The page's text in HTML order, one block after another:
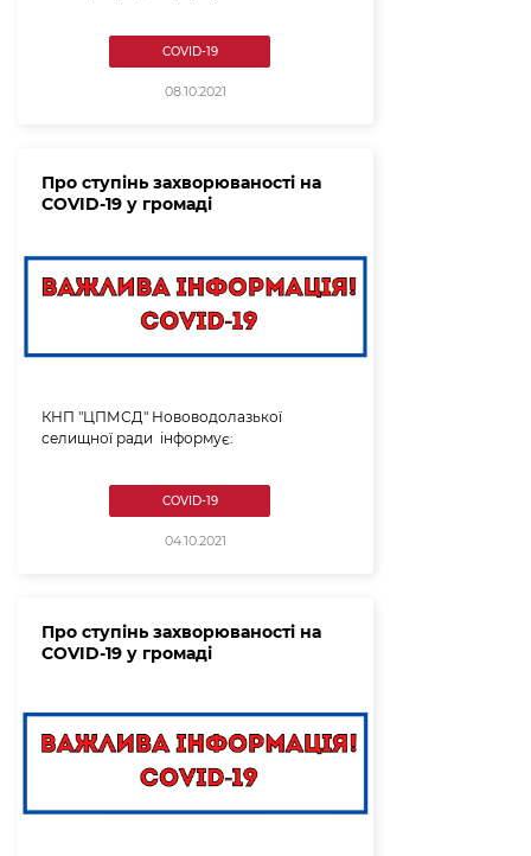
COVID-19
08.10.2021
Про ступінь захворюваності на
COVID-19 у громаді
КНП "ЦПМСД" Нововодолазької
селищної ради інформує:
COVID-19
04.10.2021
Про ступінь захворюваності на
COVID-19 у громаді